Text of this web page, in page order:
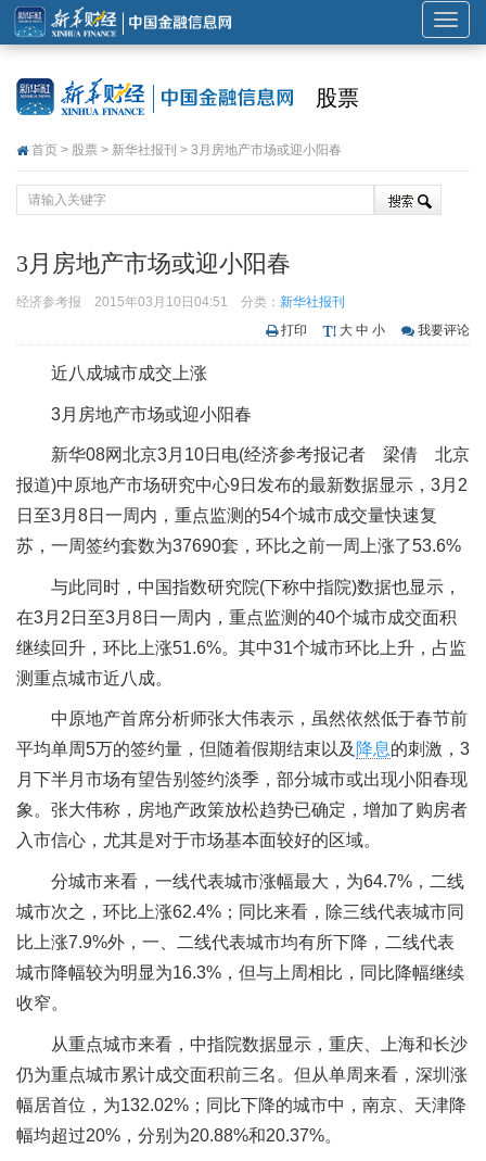
展
开
股票
首页 > 股票 > 新华社报刊 > 3月房地产市场或迎小阳春
3月房地产市场或迎小阳春
经济参考报 2015年03月10日04:51 分类： 新华社报刊
打印
大 中 小 我要评论
近八成城市成交上涨
3月房地产市场或迎小阳春
新华08网北京3月10日电(经济参考报记者 梁倩 北京
报道)中原地产市场研究中心9日发布的最新数据显示，3月2
日至3月8日一周内，重点监测的54个城市成交量快速复
苏，一周签约套数为37690套，环比之前一周上涨了53.6%
与此同时，中国指数研究院(下称中指院)数据也显示，
在3月2日至3月8日一周内，重点监测的40个城市成交面积
继续回升，环比上涨51.6%。其中31个城市环比上升，占监
测重点城市近八成。
中原地产首席分析师张大伟表示，虽然依然低于春节前
平均单周5万的签约量，但随着假期结束以及 降息的刺激，3
月下半月市场有望告别签约淡季，部分城市或出现小阳春现
象。张大伟称，房地产政策放松趋势已确定，增加了购房者
入市信心，尤其是对于市场基本面较好的区域。
分城市来看，一线代表城市涨幅最大，为64.7%，二线
城市次之，环比上涨62.4%；同比来看，除三线代表城市同
比上涨7.9%外，一、二线代表城市均有所下降，二线代表
城市降幅较为明显为16.3%，但与上周相比，同比降幅继续
收窄。
从重点城市来看，中指院数据显示，重庆、上海和长沙
仍为重点城市累计成交面积前三名。但从单周来看，深圳涨
幅居首位，为132.02%；同比下降的城市中，南京、天津降
幅均超过20%，分别为20.88%和20.37%。